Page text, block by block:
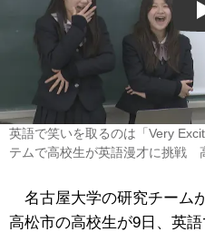
英語で笑いを取るのは「Very
テムで高校生が英語漫才に挑戦
名古屋大学の研究チーム
高松市の高校生が9日、英語